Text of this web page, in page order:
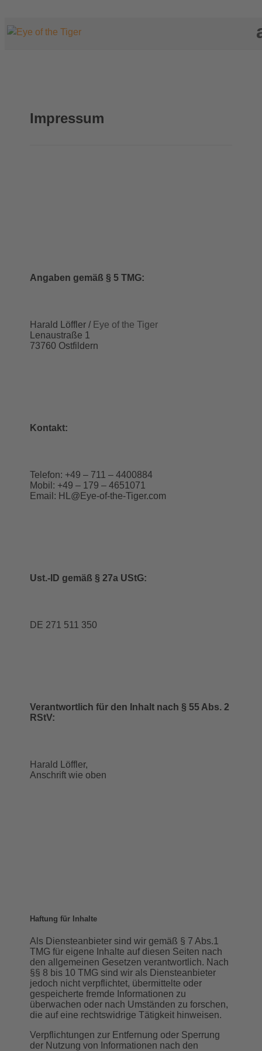
Impressum
Angaben gemäß § 5 TMG:
Harald Löffler / Eye of the Tiger
Lenaustraße 1
73760 Ostfildern
Kontakt:
Telefon: +49 – 711 – 4400884
Mobil: +49 – 179 – 4651071
Email: HL@Eye-of-the-Tiger.com
Ust.-ID gemäß § 27a UStG:
DE 271 511 350
Verantwortlich für den Inhalt nach § 55 Abs. 2
RStV:
Harald Löffler,
Anschrift wie oben
Haftung für Inhalte
Als Diensteanbieter sind wir gemäß § 7 Abs.1
TMG für eigene Inhalte auf diesen Seiten nach
den allgemeinen Gesetzen verantwortlich. Nach
§§ 8 bis 10 TMG sind wir als Diensteanbieter
jedoch nicht verpflichtet, übermittelte oder
gespeicherte fremde Informationen zu
überwachen oder nach Umständen zu forschen,
die auf eine rechtswidrige Tätigkeit hinweisen.
Verpflichtungen zur Entfernung oder Sperrung
der Nutzung von Informationen nach den